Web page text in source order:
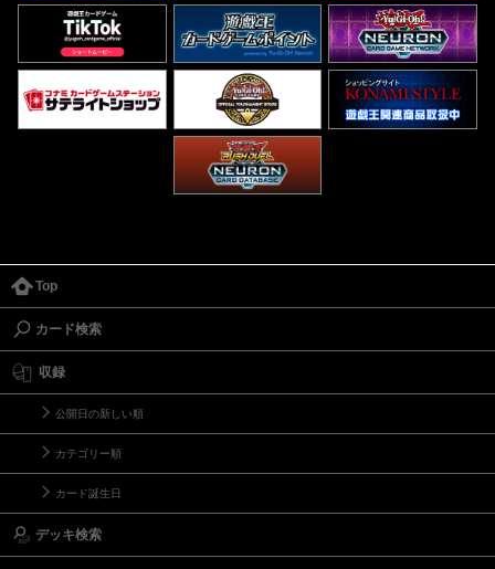
Top
カード検索
収録
公開日の新しい順
カテゴリー順
カード誕生日
デッキ検索